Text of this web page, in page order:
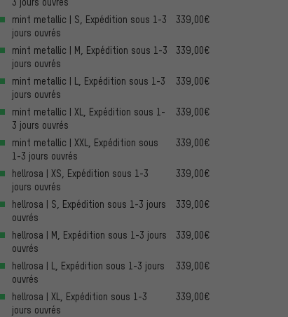
mint metallic | S, Expédition sous 1-3
jours ouvrés
339,00€
mint metallic | M, Expédition sous 1-3
jours ouvrés
339,00€
mint metallic | L, Expédition sous 1-3
jours ouvrés
339,00€
mint metallic | XL, Expédition sous 1-
3 jours ouvrés
339,00€
mint metallic | XXL, Expédition sous
1-3 jours ouvrés
339,00€
hellrosa | XS, Expédition sous 1-3
jours ouvrés
339,00€
hellrosa | S, Expédition sous 1-3 jours
ouvrés
339,00€
hellrosa | M, Expédition sous 1-3 jours
ouvrés
339,00€
hellrosa | L, Expédition sous 1-3 jours
ouvrés
339,00€
hellrosa | XL, Expédition sous 1-3
jours ouvrés
339,00€